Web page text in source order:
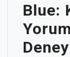
Blue: